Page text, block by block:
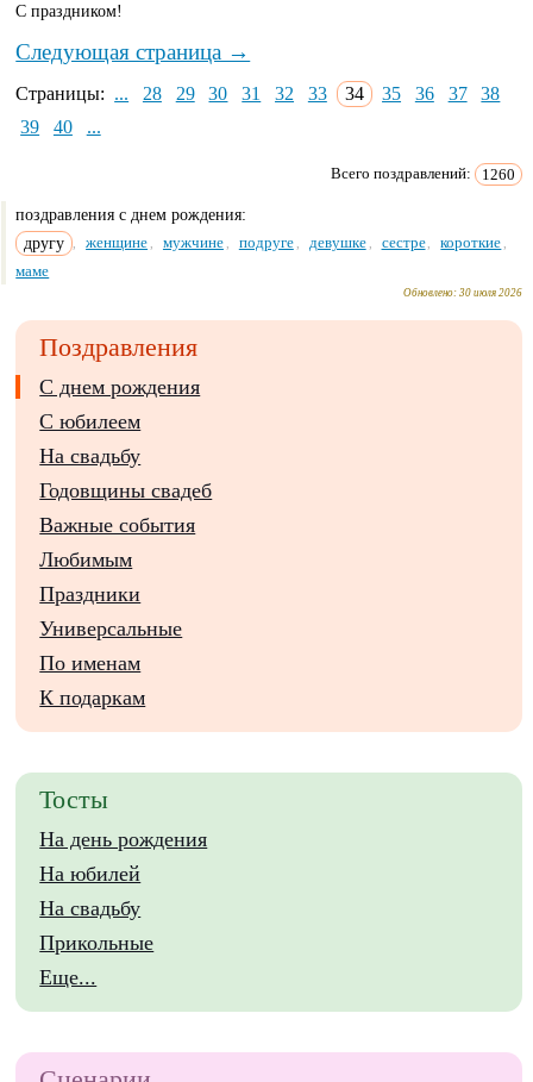
С праздником!
Следующая страница →
Страницы: ... 28 29 30 31 32 33 34 35 36 37
38
39
40 ...
Всего поздравлений: 1260
поздравления с днем рождения:
другу
, женщине , мужчине , подруге , девушке , сестре , короткие ,
маме
Обновлено:30 июля 2026
Поздравления
С днем рождения
С юбилеем
На свадьбу
Годовщины свадеб
Важные события
Любимым
Праздники
Универсальные
По именам
К подаркам
Тосты
На день рождения
На юбилей
На свадьбу
Прикольные
Еще...